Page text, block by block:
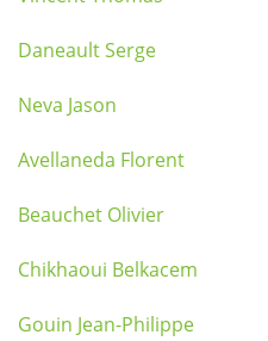
Daneault Serge
Neva Jason
Avellaneda Florent
Beauchet Olivier
Chikhaoui Belkacem
Gouin Jean-Philippe